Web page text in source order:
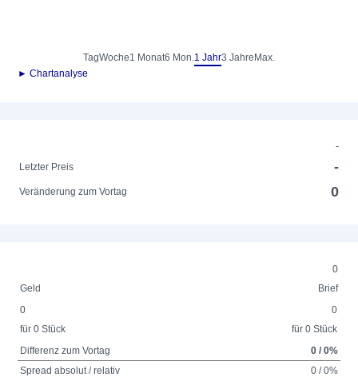
TagWoche1 Monat6 Mon.1 Jahr3 Jahre Max.
► Chartanalyse
-
Letzter Preis
-
Veränderung zum Vortag 0
0
Geld
Brief
0
für 0 Stück
0
für 0 Stück
Differenz zum Vortag
0 / 0%
Spread absolut / relativ
0 / 0%